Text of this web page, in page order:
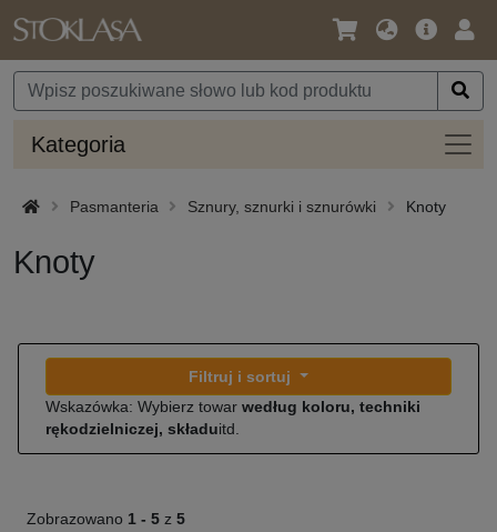
Język
Waluta
Oferta
Kategoria
Pasmanteria Sznury, sznurki i sznurówki Knoty
Knoty
Filtruj i sortuj
Wskazówka: Wybierz towar według koloru, techniki
rękodzielniczej, składuitd.
Zobrazowano 1 - 5 z 5